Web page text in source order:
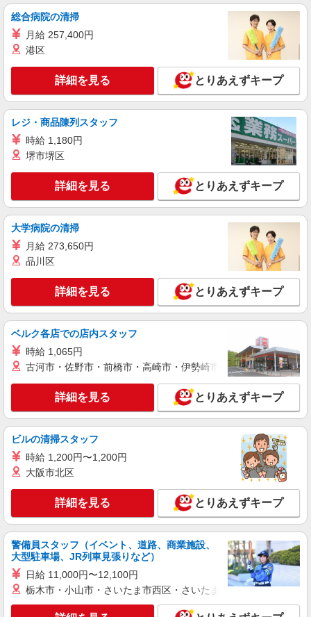
株式会社kotrio /●KT-H-1990608
＜千里丘＞小さなデイサービスSTAFF募集≪
時給1600円〜2250円 ＜日払い有/週払い有/交
通費全支給(ガソリン代含む)＞
大阪府摂津市
キープ 詳細を見る
派遣社員
千里丘駅★未経験OKの人間関係に悩まない職
場へ★サ高住スタッフ
時給1600円〜2250円 ＜日払い有/週払い有/交
キープ 詳細を見る
派遣社員
株式会社kotrio /●KT-H-2013227
南摂津駅＊少人数グルホで利用者さんと家事や
時給1600円〜2250円 ＜日払い有/週払い有/交
大阪府摂津市鳥飼上
キープ 詳細を見る
派遣社員
株式会社kotrio /●KT-H-1991493
摂津市＊グループホームSTAFF＊生活のサポ
ート業務を担当
時給1600円〜2250円 ＜日払い有/週払い有/交
通費全支給(ガソリン代含む)＞
摂津市 車・バイク通勤OK
キープ 詳細を見る
総合病院の清掃
月給 257,400円
港区
詳細を見る とりあえずキープ
レジ・商品陳列スタッフ
時給 1,180円
堺市堺区
詳細を見る とりあえずキープ
大学病院の清掃
月給 273,650円
品川区
詳細を見る とりあえずキープ
ベルク各店での店内スタッフ
時給 1,065円
古河市・佐野市・前橋市・高崎市・伊勢崎市・太田市・館林市
詳細を見る とりあえずキープ
ビルの清掃スタッフ
時給 1,200円〜1,200円
大阪市北区
詳細を見る とりあえずキープ
警備員スタッフ（イベント、道路、商業施設、
大型駐車場、JR列車見張りなど）
日給 11,000円〜12,100円
栃木市・小山市・さいたま市西区・さいたま市岩槻区・久喜市・